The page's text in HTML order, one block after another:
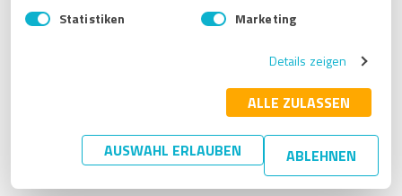
w
Statistiken Marketing
Details zeigen
ALLE ZULASSEN
AUSWAHL ERLAUBEN ABLEHNEN
Teléfono:+34 919 03 77
Artículos relacionados